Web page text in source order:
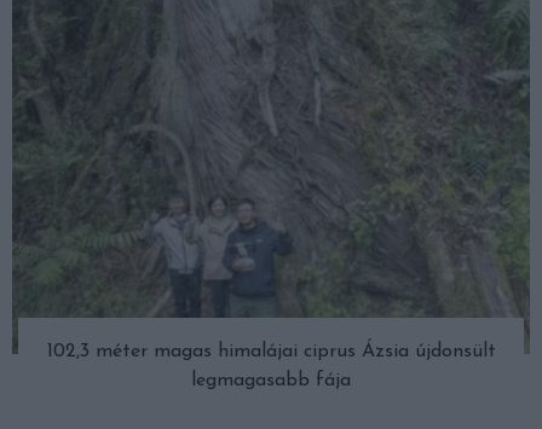
102,3 méter magas himalájai ciprus Ázsia újdonsült
legmagasabb fája